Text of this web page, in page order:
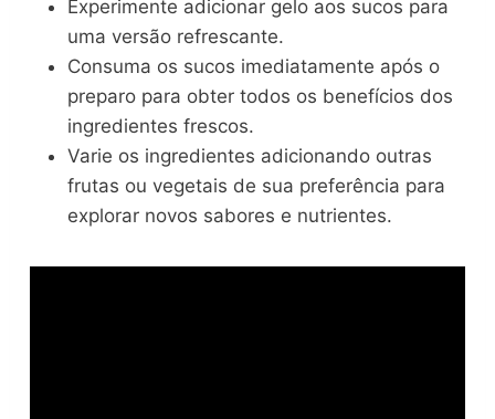
Experimente adicionar gelo aos sucos para
uma versão refrescante.
Consuma os sucos imediatamente após o
preparo para obter todos os benefícios dos
ingredientes frescos.
Varie os ingredientes adicionando outras
frutas ou vegetais de sua preferência para
explorar novos sabores e nutrientes.